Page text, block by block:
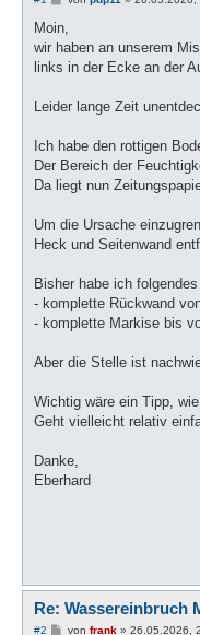
i
t
r
a
Moin,
wir haben an unserem
links in der Ecke an der
Leider lange Zeit
Ich habe den rottigen
Der Bereich der
Da liegt nun
Um die Ursache
Heck und Seitenwand
Bisher habe ich
- komplette Rückwand
- komplette Markise bis
Aber die Stelle ist
Wichtig wäre ein Tipp,
Geht vielleicht relativ
Danke,
Eberhard
Re: Wassereinbruch
#2 Bvon frank» 26.05.2026,